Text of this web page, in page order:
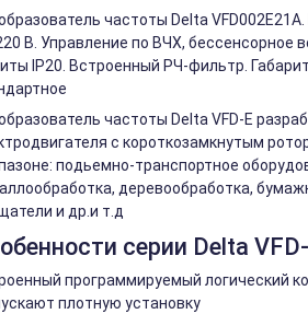
частоты Delta
В. Управление по ВЧХ, бессенсорное
IP20. Встроенный РЧ-фильтр.
частоты Delta VFD-Е
с короткозамкнутым
подьемно-транспортное
деревообработка,
и др.и т.д
серии Delta
программируемый логический
плотную установку